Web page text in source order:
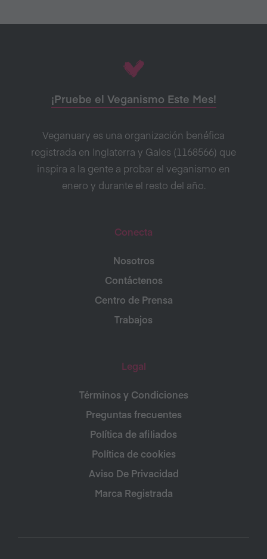
¡Pruebe el Veganismo Este Mes!
Veganuary es una organización benéfica
registrada en Inglaterra y Gales (1168566) que
inspira a la gente a probar el veganismo en
enero y durante el resto del año.
Conecta
Nosotros
Contáctenos
Centro de Prensa
Trabajos
Legal
Términos y Condiciones
Preguntas frecuentes
Política de afiliados
Política de cookies
Aviso De Privacidad
Marca Registrada